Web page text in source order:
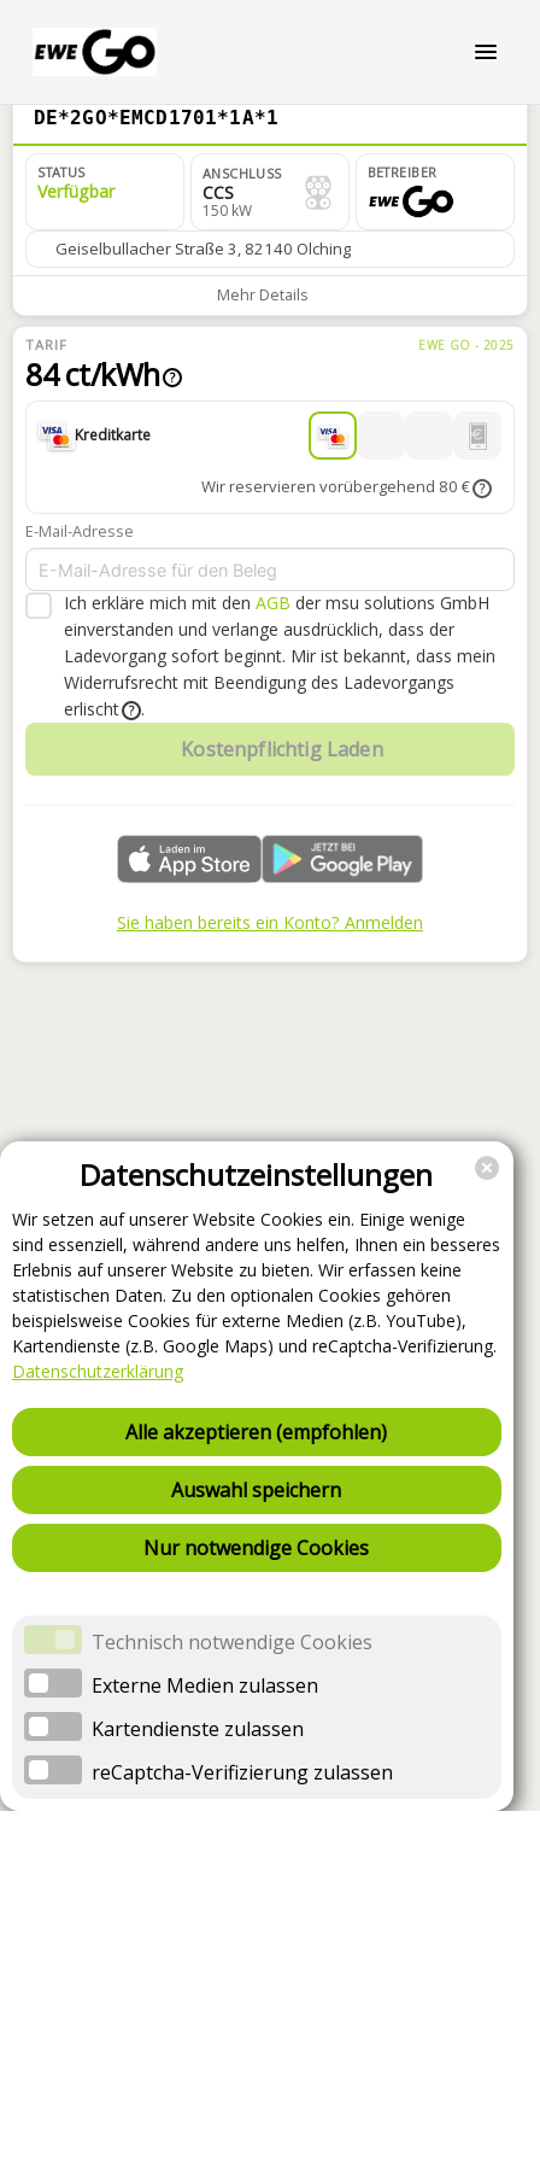
DE*2GO*EMCD1701*1A*1
STATUS
Verfügbar
ANSCHLUSS
CCS
150 kW
BETREIBER
Geiselbullacher Straße 3, 82140 Olching
Mehr Details
TARIF EWE GO - 2025
84 ct/kWh ?
Kreditkarte
Wir reservieren vorübergehend 80 € ?
E-Mail-Adresse
Ich erkläre mich mit den AGB der msu solutions GmbH
einverstanden und verlange ausdrücklich, dass der
Ladevorgang sofort beginnt. Mir ist bekannt, dass mein
Widerrufsrecht mit Beendigung des Ladevorgangs
erlischt
? .
Kostenpflichtig Laden
Sie haben bereits ein Konto? Anmelden
Datenschutzeinstellungen
Wir setzen auf unserer Website Cookies ein. Einige wenige
sind essenziell, während andere uns helfen, Ihnen ein besseres
Erlebnis auf unserer Website zu bieten. Wir erfassen keine
statistischen Daten. Zu den optionalen Cookies gehören
beispielsweise Cookies für externe Medien (z.B. YouTube),
Kartendienste (z.B. Google Maps) und reCaptcha-Verifizierung.
Datenschutzerklärung
Alle akzeptieren (empfohlen)
Auswahl speichern
Nur notwendige Cookies
Technisch notwendige Cookies
Externe Medien zulassen
Kartendienste zulassen
reCaptcha-Verifizierung zulassen